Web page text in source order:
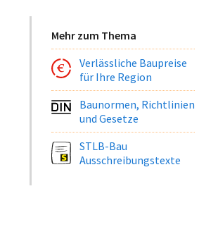
Mehr zum Thema
Verlässliche Baupreise
für Ihre Region
Baunormen, Richtlinien
und Gesetze
STLB-Bau
Ausschreibungstexte